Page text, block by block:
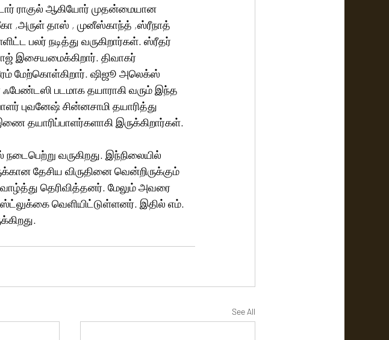
ராகுல் ஆகியோர் முதன்மையான
,அருள் தாஸ் , முனீஸ்காந்த் ,ஸ்ரீநாத்
பலர் நடித்து வருகிறார்கள். ஸ்ரீதர்
இசையமைக்கிறார். திவாகர்
ஷிஜூ அலெக்ஸ்
ஃபேண்டஸி படமாக தயாராகி வரும் இந்த
புவனேஷ் சின்னசாமி தயாரித்து
தயாரிப்பாளர்களாகி இருக்கிறார்கள்.
நடைபெற்று வருகிறது. இந்நிலையில்
தேசிய விருதினை வென்றிருக்கும்
வாழ்த்து தெரிவித்தனர். மேலும் அவரை
வெளியிட்டுள்ளனர். இதில் எம்.
See All